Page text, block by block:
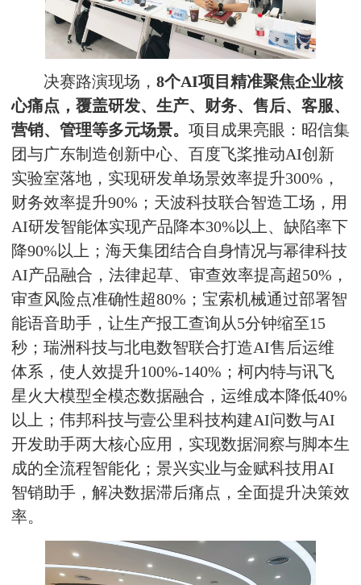
决赛路演现场， 8个AI项目精准聚焦企业核
心痛点，覆盖研发、生产、财务、售后、客服、
营销、管理等多元场景。 项目成果亮眼： 昭信集
团与广东制造创新中心、百度飞桨推动AI创新
实验室落地，实现研发单场景效率提升300%，
财务效率提升90%；天波科技联合智造工场，用
AI研发智能体实现产品降本30%以上、缺陷率下
降90%以上；海天集团结合自身情况与幂律科技
AI产品融合，法律起草、审查效率提高超50%，
审查风险点准确性超80%； 宝索机械通过部署智
能语音助手，让生产报工查询从5分钟缩至15
秒； 瑞洲科技与北电数智联合打造AI售后运维
体系，使人效提升100%-140%； 柯内特与讯飞
星火大模型全模态数据融合，运维成本降低40%
以上；伟邦科技与壹公里科技构建AI问数与AI
开发助手两大核心应用，实现数据洞察与脚本生
成的全流程智能化；景兴实业与金赋科技用AI
智销助手，解决数据滞后痛点，全面提升决策效
率。